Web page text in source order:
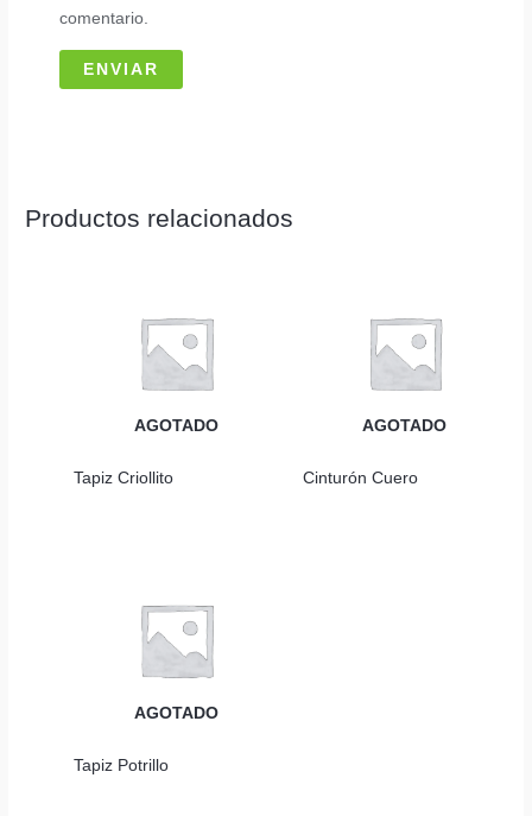
comentario.
Productos relacionados
AGOTADO
Tapiz Criollito
AGOTADO
Cinturón Cuero
AGOTADO
Tapiz Potrillo